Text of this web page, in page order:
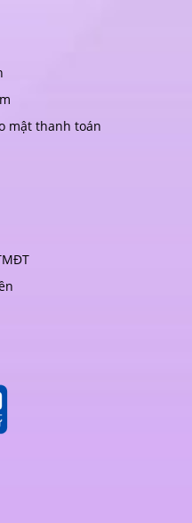
mật thanh toán